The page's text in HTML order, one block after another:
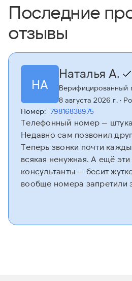
Последние
отзывы
НА
Наталья А.
Верифицированный
8 августа 2026 г.·
Номер: 79816838975
Телефонный номер —
Недавно сам позвонил
Теперь звонки почти
всякая ненужная. А ещё
консультанты — бесит
вообще номера запретили